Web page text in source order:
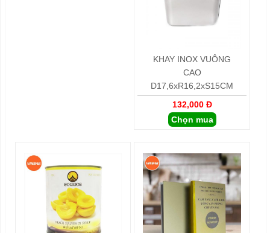
KHAY INOX VUÔNG
CAO
D17,6xR16,2xS15CM
132,000 Đ
Chọn mua